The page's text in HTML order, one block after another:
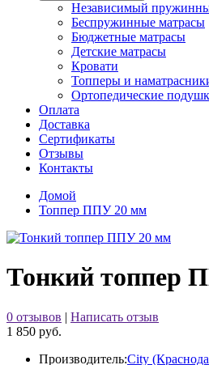
Независимый
Беспружинные матрасы
Бюджетные матрасы
Детские матрасы
Кровати
Топперы и
Ортопедические
Оплата
Доставка
Сертификаты
Отзывы
Контакты
Домой
Топпер ППУ 20 мм
Тонкий топпер
0 отзывов | Написать отзыв
1 850 руб.
Производитель:City